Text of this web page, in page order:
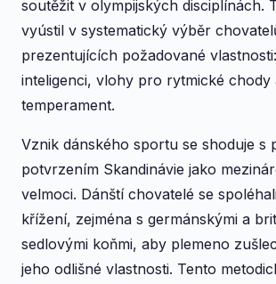
soutěžit v olympijských disciplínách.
vyústil v systematický výběr
prezentujících požadované
inteligenci, vlohy pro rytmické chody
temperament.
Vznik dánského sportu se shoduje s
potvrzením Skandinávie jako
velmoci. Dánští chovatelé se
křížení, zejména s germánskými a
sedlovými koňmi, aby plemeno
jeho odlišné vlastnosti. Tento